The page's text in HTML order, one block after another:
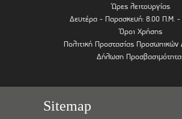
Ώρες λειτουργίας
Δευτέρα - Παρασκευή: 8.00 Π.Μ.
Όροι Χρήσης
Πολιτική Προστασίας
Δήλωση
Sitemap